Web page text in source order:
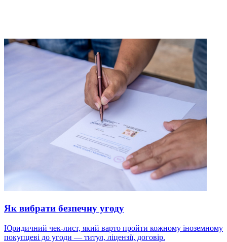
Як вибрати безпечну угоду
Юридичний чек-лист, який варто пройти кожному іноземному
покупцеві до угоди — титул, ліцензії, договір.